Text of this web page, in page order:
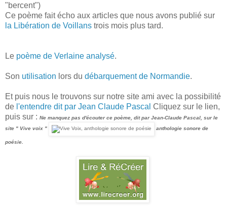
"bercent")
Ce poème fait écho aux articles que nous avons publié sur
la Libération de Voillans trois mois plus tard.
Le poème de Verlaine analysé.
Son utilisation lors du débarquement de Normandie.
Et puis nous le trouvons sur notre site ami avec la possibilité
de l'entendre dit par Jean Claude Pascal Cliquez sur le lien,
puis sur : Ne manquez pas d'écouter ce poème, dit par Jean-Claude Pascal, sur le
site " Vive voix "
anthologie sonore de
poésie.